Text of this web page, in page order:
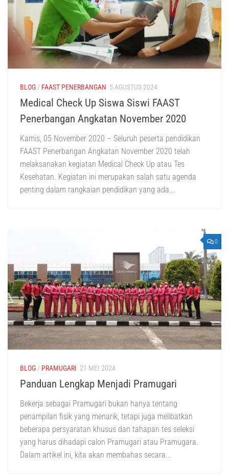
BLOG / FAAST PENERBANGAN 5 AGUSTUS 2024
Medical Check Up Siswa Siswi FAAST
Penerbangan Angkatan November 2020
Kamis, 05 November 2020 – Seluruh peserta pendidikan
FAAST Penerbangan Angkatan November 2020 telah
melaksanakan kegiatan Medical Check Up atau Tes
Kesehatan. Kegiatan ini merupakan salah satu agenda
penting dalam rangkaian pendidikan yang ada...
0
BLOG / PRAMUGARI 21 MEI 2024
Panduan Lengkap Menjadi Pramugari
Bekerja sebagai Pramugari bukan hanya tentang
penampilan fisik yang menarik, tetapi juga melibatkan
beberapa persyaratan khusus dan tahapan tes seleksi
yang harus dihadapi calon Pramugari atau Pramugara.
Dalam artikel ini, kita akan membahas secara...